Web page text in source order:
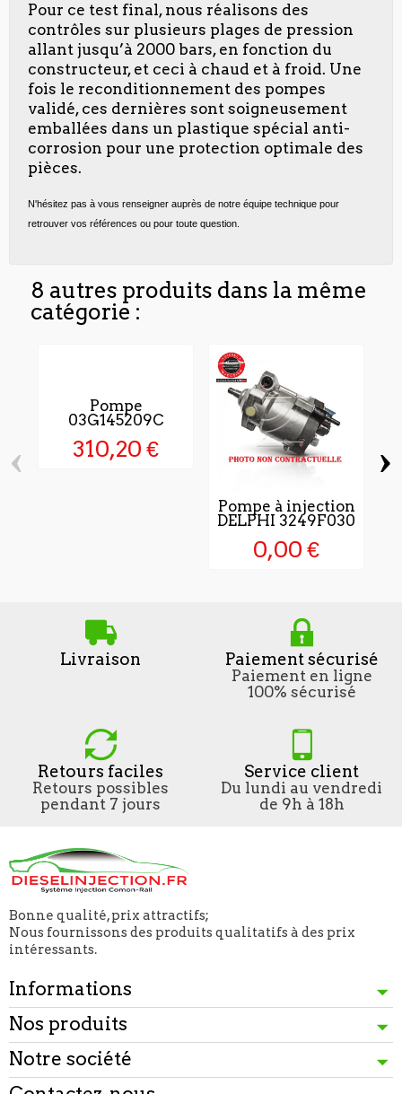
Pour ce test final, nous réalisons des
contrôles sur plusieurs plages de pression
allant jusqu’à 2000 bars, en fonction du
constructeur, et ceci à chaud et à froid. Une
fois le reconditionnement des pompes
validé, ces dernières sont soigneusement
emballées dans un plastique spécial anti-
corrosion pour une protection optimale des
pièces.
N'hésitez pas à vous renseigner auprès de notre équipe technique pour
retrouver vos références ou pour toute question.
8 autres produits dans la même
catégorie :
Pompe
03G145209C
310,20 €
Pompe à injection
DELPHI 3249F030
0,00 €
‹ ›
Livraison Paiement sécurisé
Paiement en ligne
100% sécurisé
Retours faciles
Retours possibles
pendant 7 jours
Service client
Du lundi au vendredi
de 9h à 18h
Bonne qualité, prix attractifs;
Nous fournissons des produits qualitatifs à des prix
intéressants.
Informations
Nos produits
Notre société